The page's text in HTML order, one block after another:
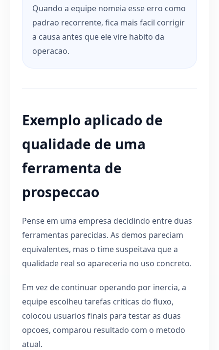
Quando a equipe nomeia esse erro como
padrao recorrente, fica mais facil corrigir
a causa antes que ele vire habito da
operacao.
Exemplo aplicado de
qualidade de uma
ferramenta de
prospeccao
Pense em uma empresa decidindo entre duas
ferramentas parecidas. As demos pareciam
equivalentes, mas o time suspeitava que a
qualidade real so apareceria no uso concreto.
Em vez de continuar operando por inercia, a
equipe escolheu tarefas criticas do fluxo,
colocou usuarios finais para testar as duas
opcoes, comparou resultado com o metodo
atual.